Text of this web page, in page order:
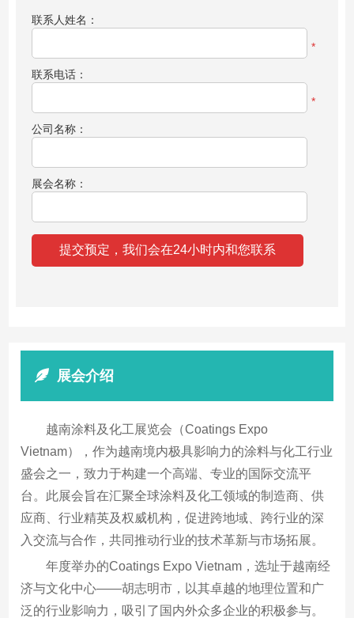
联系人姓名：
*
联系电话：
*
公司名称：
展会名称：
展会介绍
越南涂料及化工展览会（Coatings Expo
Vietnam），作为越南境内极具影响力的涂料与化工行业
盛会之一，致力于构建一个高端、专业的国际交流平
台。此展会旨在汇聚全球涂料及化工领域的制造商、供
应商、行业精英及权威机构，促进跨地域、跨行业的深
入交流与合作，共同推动行业的技术革新与市场拓展。
年度举办的Coatings Expo Vietnam，选址于越南经
济与文化中心——胡志明市，以其卓越的地理位置和广
泛的行业影响力，吸引了国内外众多企业的积极参与。